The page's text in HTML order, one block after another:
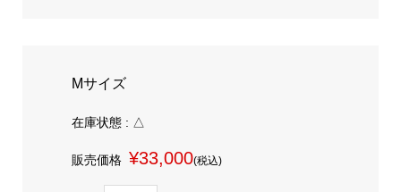
Mサイズ
在庫状態 : △
販売価格 ¥33,000(税込)